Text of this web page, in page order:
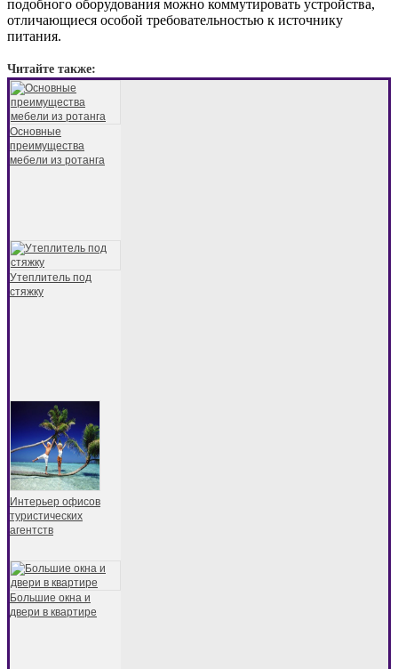
подобного оборудования можно коммутировать устройства,
отличающиеся особой требовательностью к источнику
питания.
Читайте также:
Основные
преимущества
мебели из ротанга
Утеплитель под
стяжку
Интерьер офисов
туристических
агентств
Большие окна и
двери в квартире